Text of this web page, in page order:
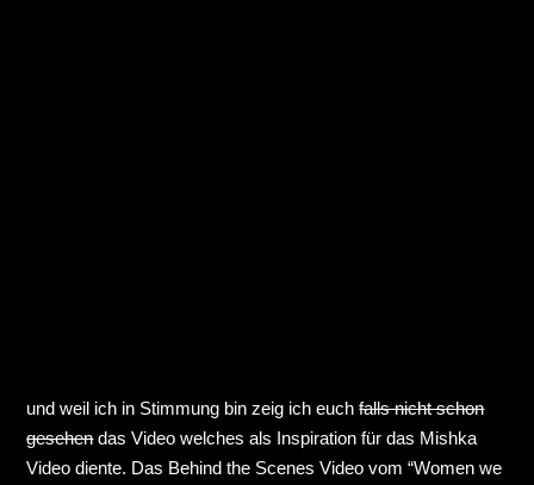
und weil ich in Stimmung bin zeig ich euchfalls nicht schon
gesehendas Video welches als Inspiration für das Mishka
Video diente. Das Behind the Scenes Video vom “Women we